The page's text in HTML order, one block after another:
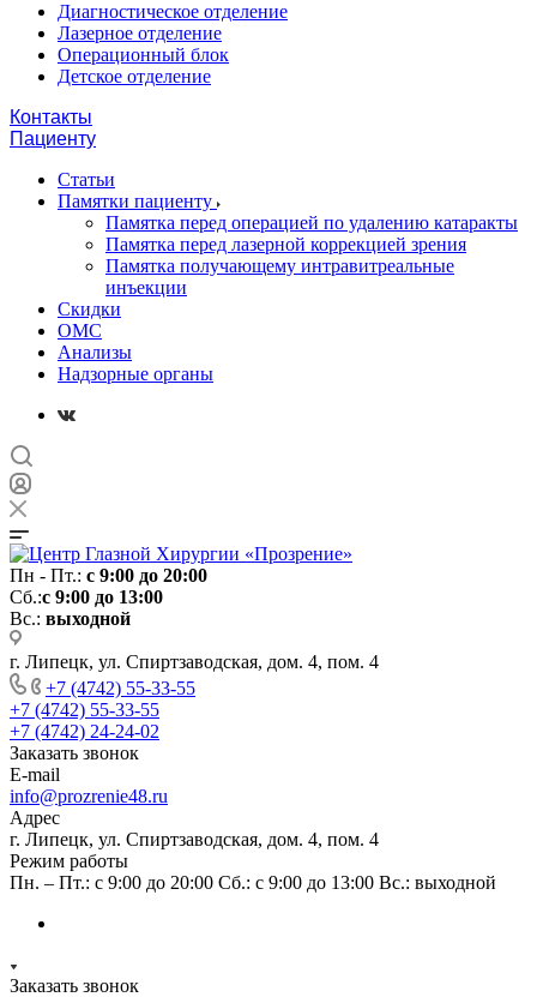
Диагностическое отделение
Лазерное отделение
Операционный блок
Детское отделение
Контакты
Пациенту
Статьи
Памятки пациенту
Памятка перед операцией по удалению катаракты
Памятка перед лазерной коррекцией зрения
Памятка получающему интравитреальные
инъекции
Скидки
ОМС
Анализы
Надзорные органы
Пн - Пт.: с 9:00 до 20:00
Сб.:с 9:00 до 13:00
Вс.: выходной
г. Липецк, ул. Спиртзаводская, дом. 4, пом. 4
+7 (4742) 55-33-55
+7 (4742) 55-33-55
+7 (4742) 24-24-02
Заказать звонок
E-mail
info@prozrenie48.ru
Адрес
г. Липецк, ул. Спиртзаводская, дом. 4, пом. 4
Режим работы
Пн. – Пт.: с 9:00 до 20:00 Сб.: с 9:00 до 13:00 Вс.: выходной
Заказать звонок